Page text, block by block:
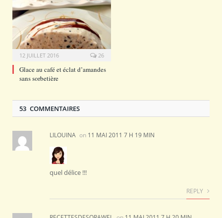
12 JUILLET 2016 26
Glace au café et éclat d’amandes
sans sorbetière
53 COMMENTAIRES
LILOUINA on 11 MAI 2011 7 H 19 MIN
quel délice !!!
REPLY